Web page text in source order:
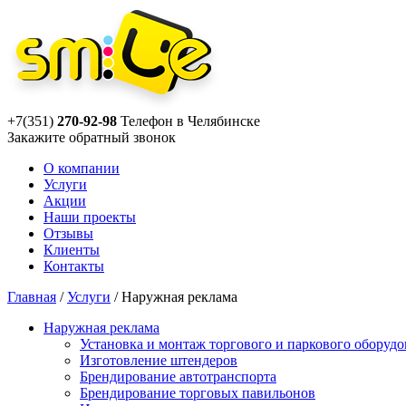
+7(351) 270-92-98 Телефон в Челябинске
Закажите обратный звонок
О компании
Услуги
Акции
Наши проекты
Отзывы
Клиенты
Контакты
Главная /Услуги /Наружная реклама
Наружная реклама
Установка и монтаж торгового и паркового
Изготовление штендеров
Брендирование автотранспорта
Брендирование торговых павильонов